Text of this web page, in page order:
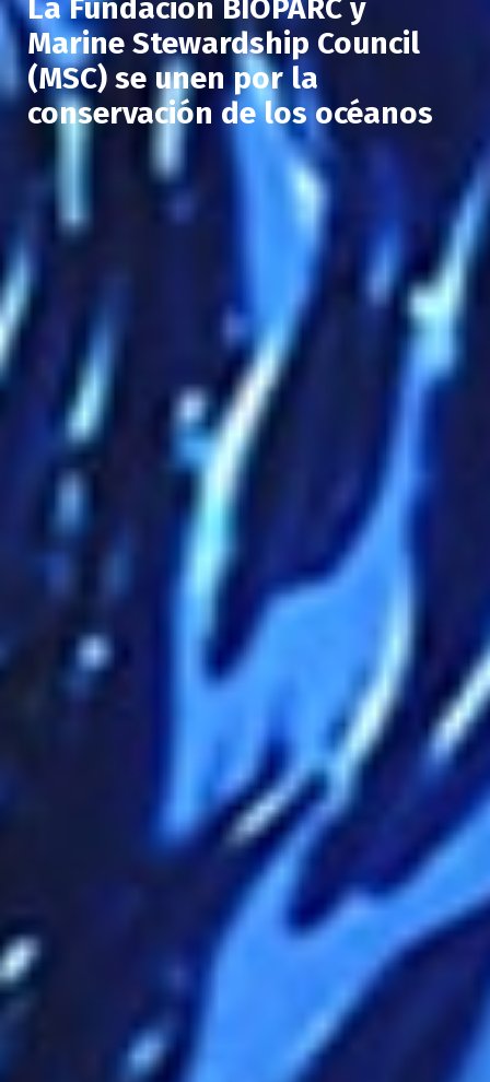
La Fundación BIOPARC y
Marine Stewardship Council
(MSC) se unen por la
conservación de los océanos